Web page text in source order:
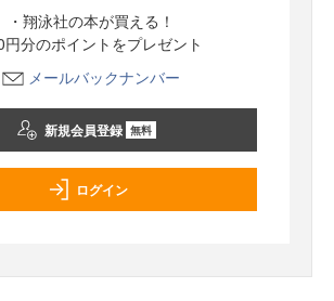
・翔泳社の本が買える！
円分のポイントをプレゼント
メールバックナンバー
新規会員登録 無料
ログイン